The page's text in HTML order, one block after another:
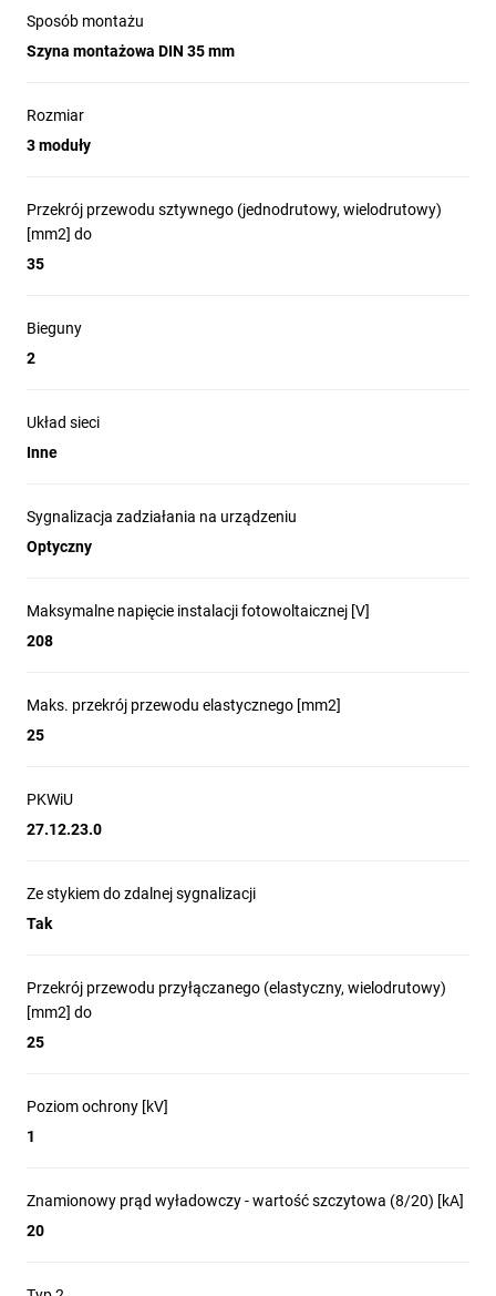
Sposób montażu
Szyna montażowa DIN 35 mm
Rozmiar
3 moduły
Przekrój przewodu sztywnego (jednodrutowy, wielodrutowy)
[mm2] do
35
Bieguny
2
Układ sieci
Inne
Sygnalizacja zadziałania na urządzeniu
Optyczny
Maksymalne napięcie instalacji fotowoltaicznej [V]
208
Maks. przekrój przewodu elastycznego [mm2]
25
PKWiU
27.12.23.0
Ze stykiem do zdalnej sygnalizacji
Tak
Przekrój przewodu przyłączanego (elastyczny, wielodrutowy)
[mm2] do
25
Poziom ochrony [kV]
1
Znamionowy prąd wyładowczy - wartość szczytowa (8/20) [kA]
20